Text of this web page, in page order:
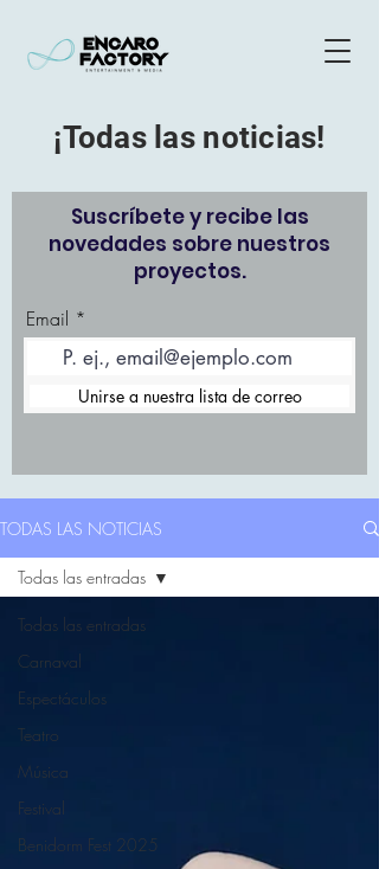
¡Todas las noticias!
Suscríbete y recibe las
novedades sobre nuestros
proyectos.
Email
Unirse a nuestra lista de correo
TODAS LAS NOTICIAS
Todas las entradas
Carnaval
Espectáculos
Teatro
Música
Festival
Benidorm Fest 2025
Todas las entradas